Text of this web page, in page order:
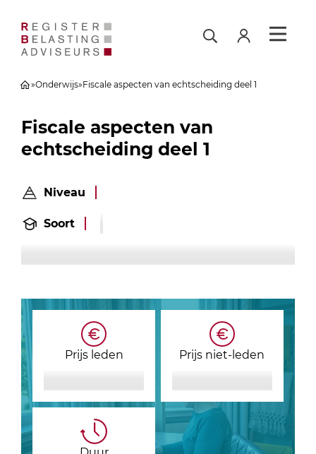
»Onderwijs»Fiscale aspecten van echtscheiding deel 1
Fiscale aspecten van
echtscheiding deel 1
Niveau
Soort
Prijs leden Prijs niet-leden